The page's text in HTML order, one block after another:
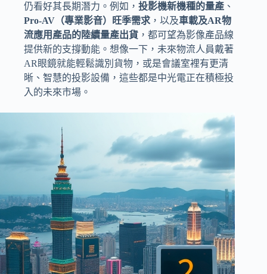
仍看好其長期潛力。例如， 投影機新機種的量產 、
Pro-AV（專業影音）旺季需求 ，以及車載及AR物
流應用產品的陸續量產出貨 ，都可望為影像產品線
提供新的支撐動能。想像一下，未來物流人員戴著
AR眼鏡就能輕鬆識別貨物，或是會議室裡有更清
晰、智慧的投影設備，這些都是中光電正在積極投
入的未來市場。